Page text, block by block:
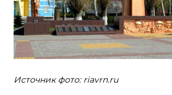
Источник фото: riavrn.ru